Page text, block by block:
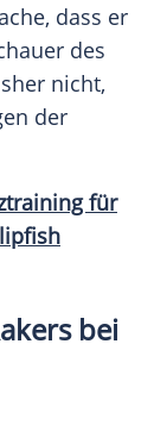
, dass er
des
nicht,
der
für
bei